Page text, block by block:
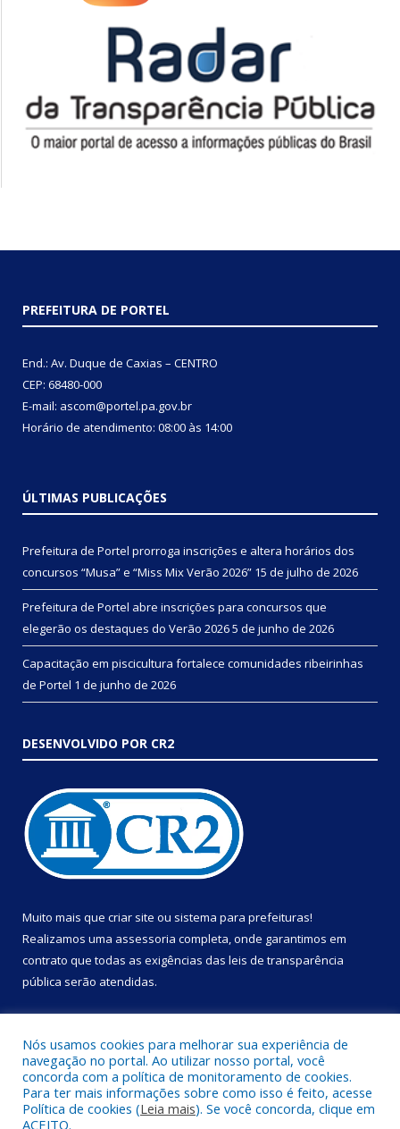
PREFEITURA DE PORTEL
End.: Av. Duque de Caxias – CENTRO
CEP: 68480-000
E-mail: ascom@portel.pa.gov.br
Horário de atendimento: 08:00 às 14:00
ÚLTIMAS PUBLICAÇÕES
Prefeitura de Portel prorroga inscrições e altera horários dos
concursos “Musa” e “Miss Mix Verão 2026” 15 de julho de 2026
Prefeitura de Portel abre inscrições para concursos que
elegerão os destaques do Verão 20265 de junho de 2026
Capacitação em piscicultura fortalece comunidades ribeirinhas
de Portel 1 de junho de 2026
DESENVOLVIDO POR CR2
Muito mais que criar site ou sistema para prefeituras!
Realizamos uma assessoria completa, onde garantimos em
contrato que todas as exigências das leis de transparência
pública serão atendidas.
Todos os direitos reservados a Prefeitura Municipal de Portel.
Nós usamos cookies para melhorar sua experiência de
navegação no portal. Ao utilizar nosso portal, você
concorda com a política de monitoramento de cookies.
Para ter mais informações sobre como isso é feito, acesse
Política de cookies (Leia mais). Se você concorda, clique em
ACEITO.